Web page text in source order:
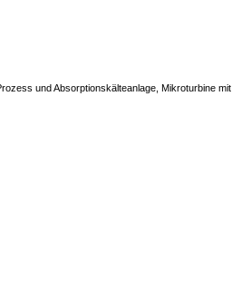
und Absorptionskälteanlage, Mikroturbine mit